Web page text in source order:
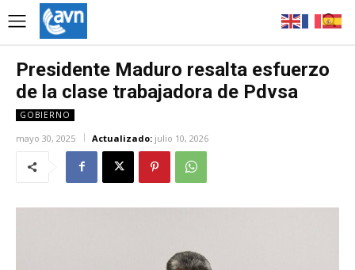
Presidente Maduro resalta esfuerzo
de la clase trabajadora de Pdvsa
GOBIERNO
mayo 30, 2025 Actualizado: julio 10, 2026